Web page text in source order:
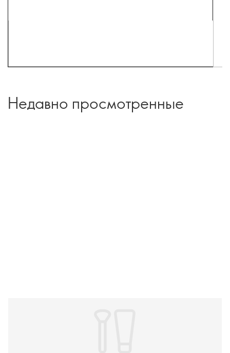
Недавно просмотренные